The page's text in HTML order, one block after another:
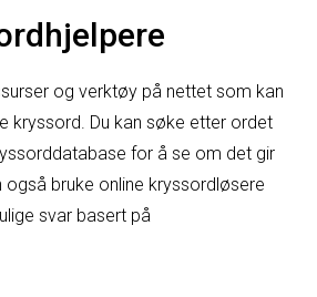
og verktøy på nettet som kan
kryssord. Du kan søke etter ordet
for å se om det gir
også bruke online kryssordløsere
svar basert på